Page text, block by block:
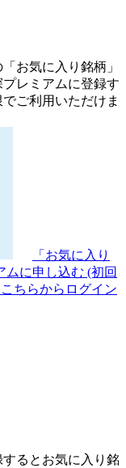
「お気に入り銘柄」
プレミアムに登録す
ご利用いただけま
「お気に入り
ムに申し込む (初回
ちらからログイン
るとお気に入り銘